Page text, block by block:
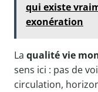
qui existe
exonération
La qualité vie
sens ici : pas de
circulation,